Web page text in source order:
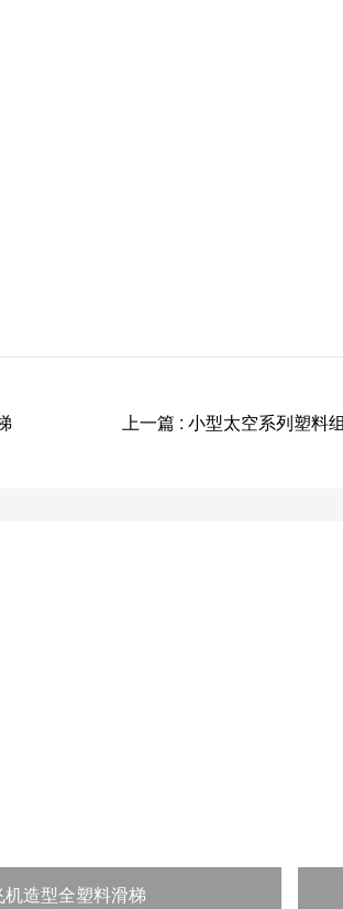
上一篇 : 小型太空系列塑料
机造型全塑料滑梯